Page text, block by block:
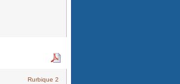
Rurbique 2